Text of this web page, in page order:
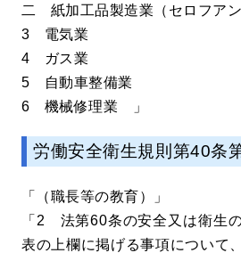
二 紙加工品製造業（セロフアン
3 電気業
4 ガス業
5 自動車整備業
6 機械修理業 」
労働安全衛生規則第40条
「（職長等の教育）」
「2 法第60条の安全又は衛生
表の上欄に掲げる事項について